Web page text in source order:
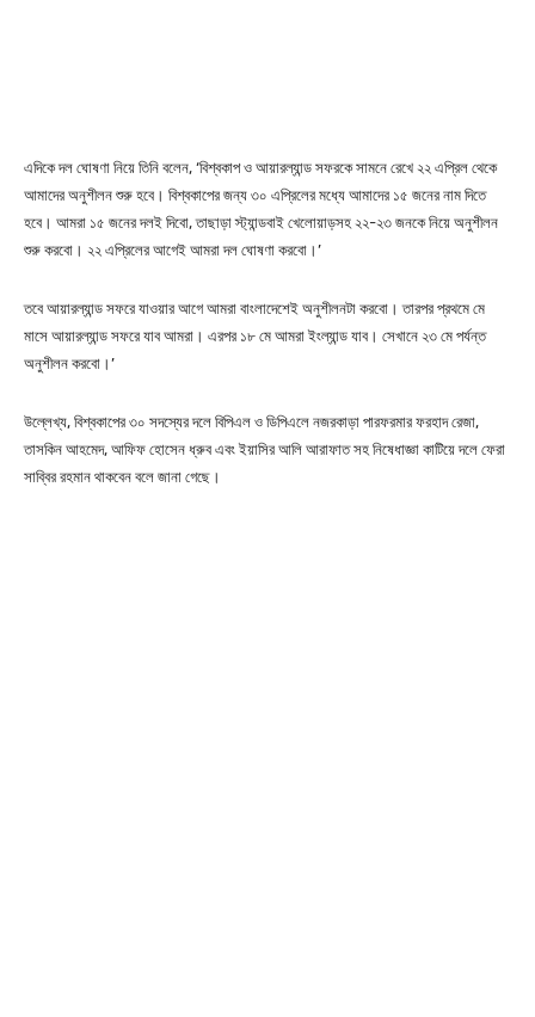
এদিকে দল ঘোষণা নিয়ে তিনি বলেন, ‘বিশ্বকাপ ও আয়ারল্যান্ড সফরকে সামনে রেখে ২২ এপ্রিল থেকে
আমাদের অনুশীলন শুরু হবে। বিশ্বকাপের জন্য ৩০ এপ্রিলের মধ্যে আমাদের ১৫ জনের নাম দিতে
হবে। আমরা ১৫ জনের দলই দিবো, তাছাড়া স্ট্যান্ডবাই খেলোয়াড়সহ ২২-২৩ জনকে নিয়ে অনুশীলন
শুরু করবো। ২২ এপ্রিলের আগেই আমরা দল ঘোষণা করবো।’
তবে আয়ারল্যান্ড সফরে যাওয়ার আগে আমরা বাংলাদেশেই অনুশীলনটা করবো। তারপর প্রথমে মে
মাসে আয়ারল্যান্ড সফরে যাব আমরা। এরপর ১৮ মে আমরা ইংল্যান্ড যাব। সেখানে ২৩ মে পর্যন্ত
অনুশীলন করবো।’
উল্লেখ্য, বিশ্বকাপের ৩০ সদস্যের দলে বিপিএল ও ডিপিএলে নজরকাড়া পারফরমার ফরহাদ রেজা,
তাসকিন আহমেদ, আফিফ হোসেন ধ্রুব এবং ইয়াসির আলি আরাফাত সহ নিষেধাজ্ঞা কাটিয়ে দলে ফেরা
সাব্বির রহমান থাকবেন বলে জানা গেছে।